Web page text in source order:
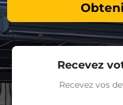
Recevez
Recevez vos